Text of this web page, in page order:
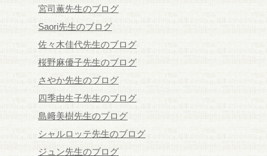
宮司薫先生のブログ
Saori先生のブログ
佐々木佳代先生のブログ
桜野麻優子先生のブログ
さやか先生のブログ
四季由生子先生のブログ
島﨑美樹先生のブログ
シャルロッテ先生のブログ
ジュン先生のブログ